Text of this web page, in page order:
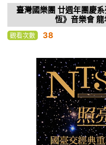
臺灣國樂團 廿週年團慶
恆》音樂會
觀看次數 38